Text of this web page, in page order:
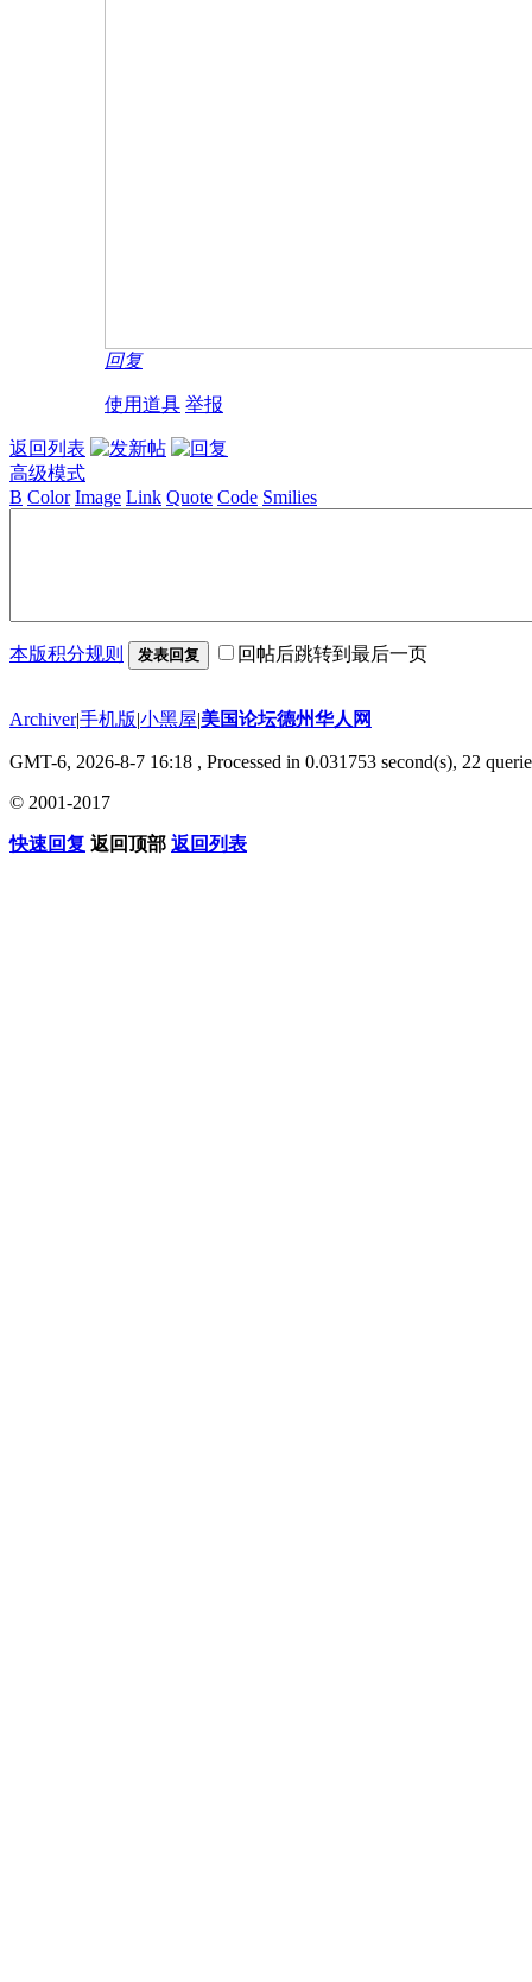
回复
使用道具 举报
返回列表
高级模式
B Color Image Link Quote Code Smilies
本版积分规则 发表回复 回帖后跳转到最后一页
Archiver|手机版|小黑屋|美国论坛德州华人网
GMT-6, 2026-8-7 16:18 , Processed in 0.031753 second(s), 22
© 2001-2017
快速回复 返回顶部 返回列表